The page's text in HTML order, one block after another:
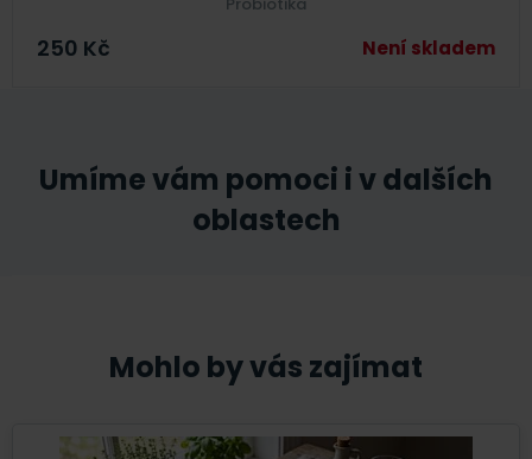
250 Kč Není skladem
Umíme vám pomoci i v dalších
oblastech
Mohlo by vás zajímat